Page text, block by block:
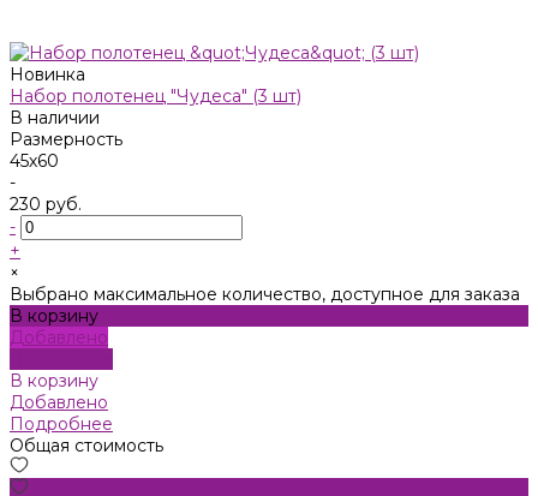
Новинка
Набор полотенец "Чудеса" (3 шт)
В наличии
Размерность
45х60
-
230 руб.
-
+
×
Выбрано максимальное количество, доступное для заказа
В корзину
Добавлено
В корзину
Добавлено
Подробнее
Общая стоимость